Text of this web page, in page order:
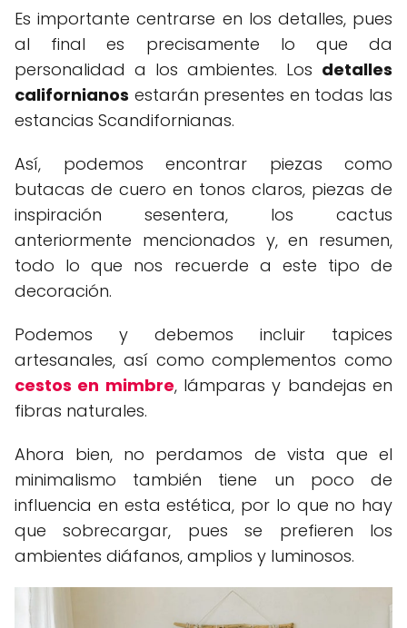
Es importante centrarse en los detalles, pues
al final es precisamente lo que da
personalidad a los ambientes. Los detalles
californianos estarán presentes en todas las
estancias Scandifornianas.
Así, podemos encontrar piezas como
butacas de cuero en tonos claros, piezas de
inspiración sesentera, los cactus
anteriormente mencionados y, en resumen,
todo lo que nos recuerde a este tipo de
decoración.
Podemos y debemos incluir tapices
artesanales, así como complementos como
cestos en mimbre, lámparas y bandejas en
fibras naturales.
Ahora bien, no perdamos de vista que el
minimalismo también tiene un poco de
influencia en esta estética, por lo que no hay
que sobrecargar, pues se prefieren los
ambientes diáfanos, amplios y luminosos.